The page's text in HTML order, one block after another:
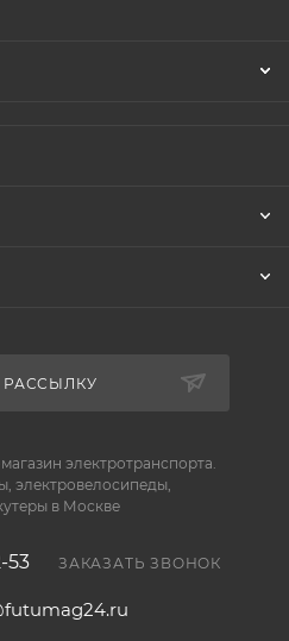
электротранспорта.
электровелосипеды,
в Москве
53 ЗАКАЗАТЬ ЗВОНОК